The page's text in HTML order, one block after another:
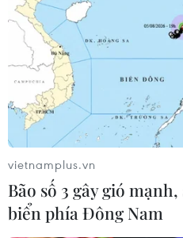
pháp luật
04/08/2026 04:55
Gia Lai: Phát hiện hơn 3,4
phẩm không có phiếu
phẩm
Làm rõ toàn bộ
gây rối trật tự công cộng
vietnamplus.vn
Bão số 3 gây gió
biển phía Đông Nam